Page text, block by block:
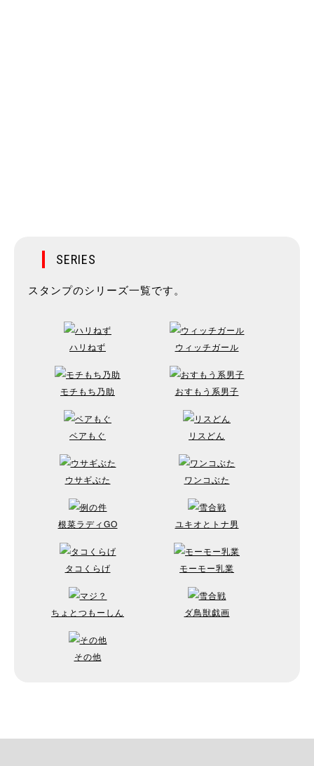
SERIES
スタンプのシリーズ一覧です。
ハリねず ウィッチガール
モチもち乃助 おすもう系男子
ベアもぐ リスどん
ウサギぶた ワンコぶた
根菜ラディGO ユキオとトナ男
タコくらげ モーモー乳業
ちょとつもーしん ダ鳥獣戯画
その他